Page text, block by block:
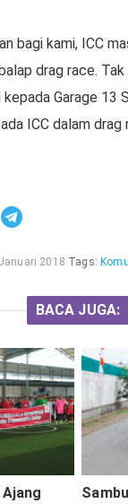
bagi kami, ICC
drag race.
Garage 13
ICC dalam drag
2018 Tags:
BACA JUGA: